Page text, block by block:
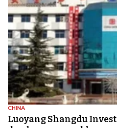
CHINA
Luoyang Shangdu